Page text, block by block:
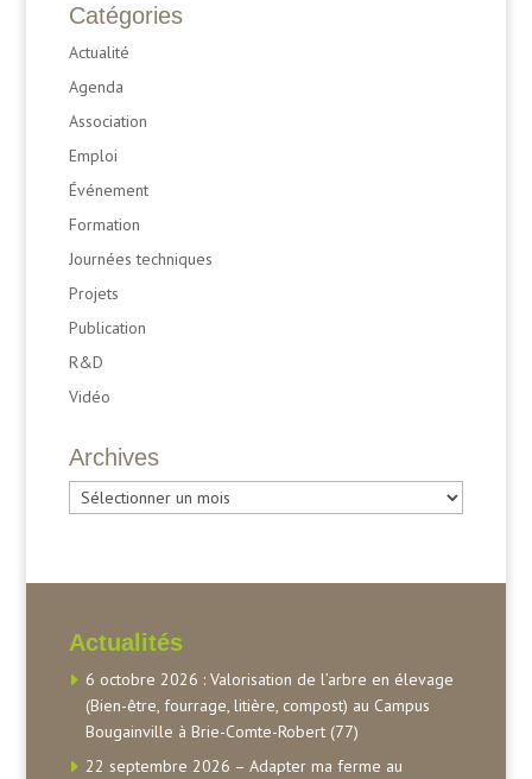
Catégories
Actualité
Agenda
Association
Emploi
Événement
Formation
Journées techniques
Projets
Publication
R&D
Vidéo
Archives
Archives
Actualités
6 octobre 2026 : Valorisation de l’arbre en élevage
(Bien-être, fourrage, litière, compost) au Campus
Bougainville à Brie-Comte-Robert (77)
22 septembre 2026 – Adapter ma ferme au